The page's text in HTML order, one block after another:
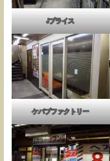
Jプライス
ケバブファクトリー